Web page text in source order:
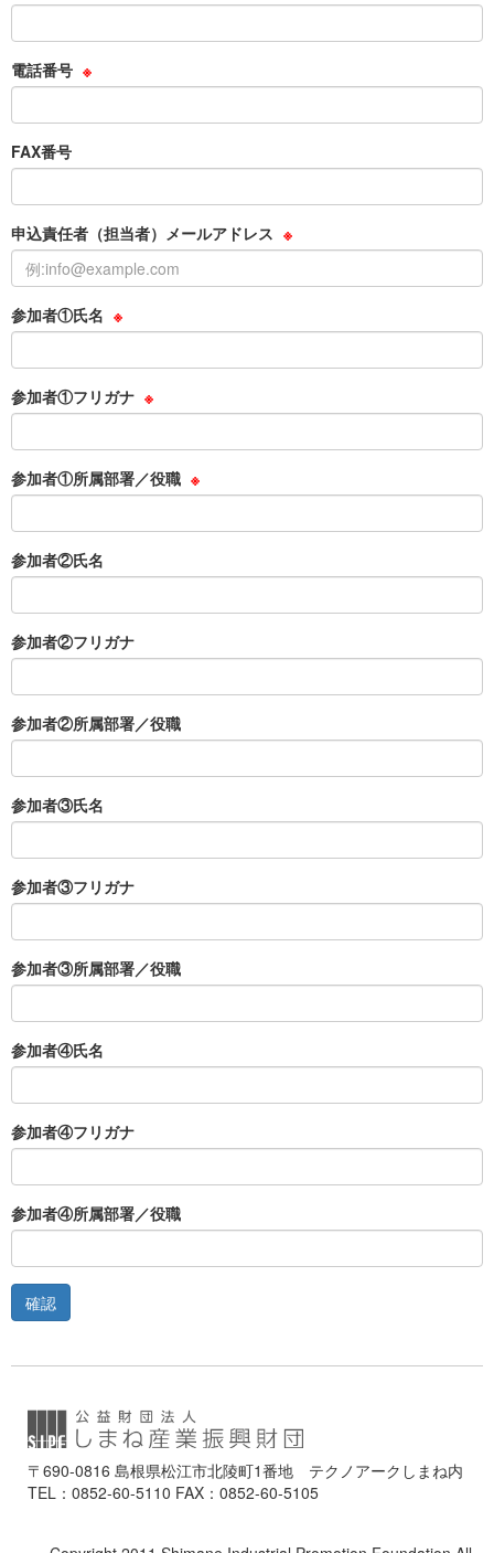
電話番号 ※
FAX番号
申込責任者（担当者）メールアドレス ※
参加者①氏名 ※
参加者①フリガナ ※
参加者①所属部署／役職 ※
参加者②氏名
参加者②フリガナ
参加者②所属部署／役職
参加者③氏名
参加者③フリガナ
参加者③所属部署／役職
参加者④氏名
参加者④フリガナ
参加者④所属部署／役職
確認
〒690-0816 島根県松江市北陵町1番地 テクノアークしまね内
TEL：0852-60-5110 FAX：0852-60-5105